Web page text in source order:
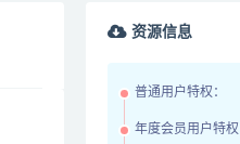
资源信息
普通用户特权：
年度会员用户特权